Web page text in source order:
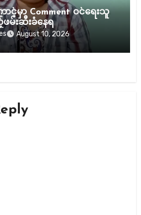
င့်မှာ Comment ဝင်ရေးသူ
မ်းဆီးခံနေရ
August 10, 2026